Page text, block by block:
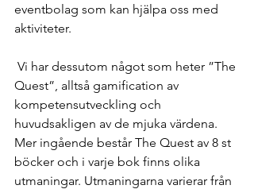
eventbolag som kan hjälpa oss med
aktiviteter.
Quest”, alltså gamification av
kompetensutveckling och
huvudsakligen av de mjuka värdena.
Mer ingående består The Quest av 8 st
böcker och i varje bok finns olika
utmaningar. Utmaningarna varierar från